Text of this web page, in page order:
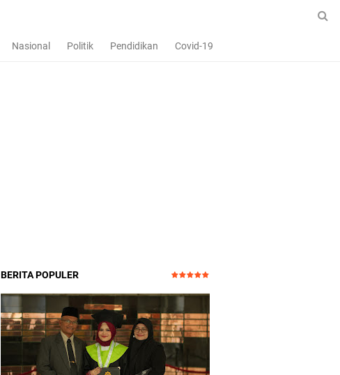
Nasional Politik Pendidikan Covid-19
BERITA POPULER